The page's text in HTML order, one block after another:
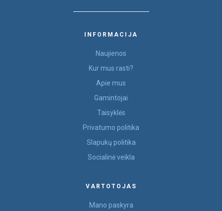
INFORMACIJA
Naujienos
Kur mus rasti?
Apie mus
Gamintojai
Taisyklės
Privatumo politika
Slapukų politika
Socialinė veikla
VARTOTOJAS
Mano paskyra